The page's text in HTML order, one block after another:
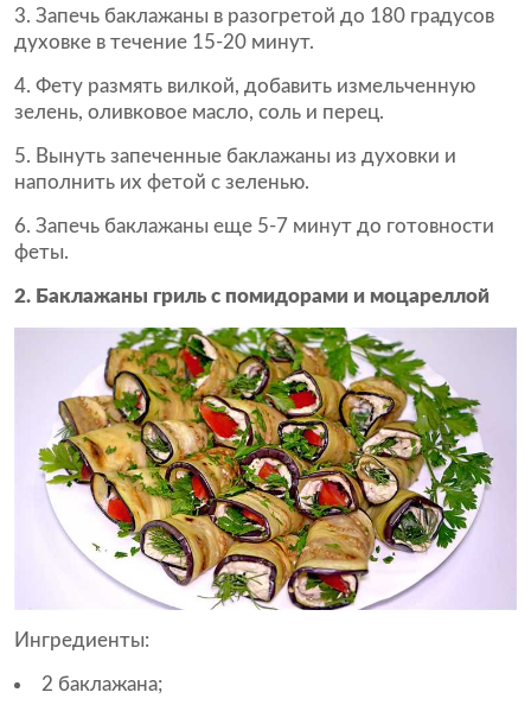
Запечь баклажаны в разогретой до 180 градусов
духовке в течение 15-20 минут.
Фету размять вилкой, добавить измельченную
зелень, оливковое масло, соль и перец.
Вынуть запеченные баклажаны из духовки и
наполнить их фетой с зеленью.
Запечь баклажаны еще 5-7 минут до готовности
феты.
2. Баклажаны гриль с помидорами и моцареллой
Ингредиенты:
2 баклажана;